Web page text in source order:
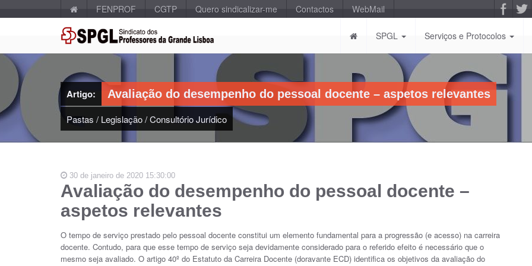
FENPROF CGTP Quero sindicalizar-me Contactos WebMail
SPGL Serviços e Protocolos
Artigo: Avaliação do desempenho do pessoal docente – aspetos relevantes
Pastas / Legislação/Consultório Jurídico
30 de janeiro de 2020 15:30:00
Avaliação do desempenho do pessoal docente –
aspetos relevantes
O tempo de serviço prestado pelo pessoal docente constitui um elemento fundamental para a progressão (e acesso) na carreira
docente. Contudo, para que esse tempo de serviço seja devidamente considerado para o referido efeito é necessário que o
mesmo seja avaliado. O artigo 40º do Estatuto da Carreira Docente (doravante ECD) identifica os objetivos da avaliação do